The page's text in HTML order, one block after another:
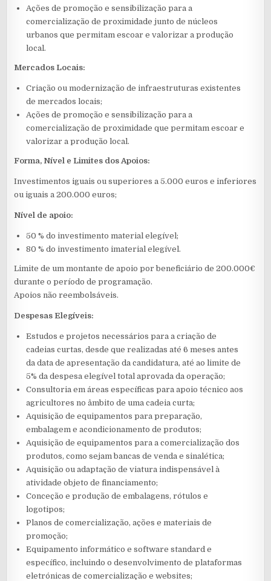
Ações de promoção e sensibilização para a
comercialização de proximidade junto de núcleos
urbanos que permitam escoar e valorizar a produção
local.
Mercados Locais:
Criação ou modernização de infraestruturas existentes
de mercados locais;
Ações de promoção e sensibilização para a
comercialização de proximidade que permitam escoar e
valorizar a produção local.
Forma, Nível e Limites dos Apoios:
Investimentos iguais ou superiores a 5.000 euros e inferiores
ou iguais a 200.000 euros;
Nível de apoio:
50 % do investimento material elegível;
80 % do investimento imaterial elegível.
Limite de um montante de apoio por beneficiário de 200.000€
durante o período de programação.
Apoios não reembolsáveis.
Despesas Elegíveis:
Estudos e projetos necessários para a criação de
cadeias curtas, desde que realizadas até 6 meses antes
da data de apresentação da candidatura, até ao limite de
5% da despesa elegível total aprovada da operação;
Consultoria em áreas específicas para apoio técnico aos
agricultores no âmbito de uma cadeia curta;
Aquisição de equipamentos para preparação,
embalagem e acondicionamento de produtos;
Aquisição de equipamentos para a comercialização dos
produtos, como sejam bancas de venda e sinalética;
Aquisição ou adaptação de viatura indispensável à
atividade objeto de financiamento;
Conceção e produção de embalagens, rótulos e
logotipos;
Planos de comercialização, ações e materiais de
promoção;
Equipamento informático e software standard e
específico, incluindo o desenvolvimento de plataformas
eletrónicas de comercialização e websites;